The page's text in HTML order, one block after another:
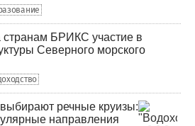
странам БРИКС участие в
Северного морского
речные круизы:
направления